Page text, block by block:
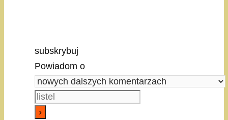
subskrybuj
Powiadom o